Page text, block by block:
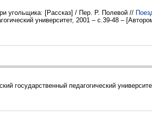
угольщика: [Рассказ] / Пер. Р. Полевой //
университет, 2001 – с.39-48 –
государственный педагогический